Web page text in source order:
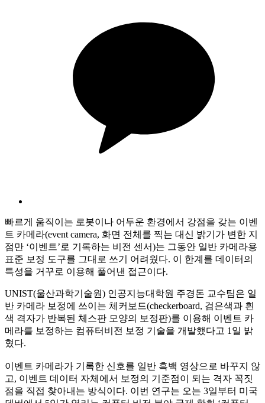
빠르게 움직이는 로봇이나 어두운 환경에서 강점을 갖는 이벤
트 카메라(event camera, 화면 전체를 찍는 대신 밝기가 변한 지
점만 ‘이벤트’로 기록하는 비전 센서)는 그동안 일반 카메라용
표준 보정 도구를 그대로 쓰기 어려웠다. 이 한계를 데이터의
특성을 거꾸로 이용해 풀어낸 접근이다.
UNIST(울산과학기술원) 인공지능대학원 주경돈 교수팀은 일
반 카메라 보정에 쓰이는 체커보드(checkerboard, 검은색과 흰
색 격자가 반복된 체스판 모양의 보정판)를 이용해 이벤트 카
메라를 보정하는 컴퓨터비전 보정 기술을 개발했다고 1일 밝
혔다.
이벤트 카메라가 기록한 신호를 일반 흑백 영상으로 바꾸지 않
고, 이벤트 데이터 자체에서 보정의 기준점이 되는 격자 꼭짓
점을 직접 찾아내는 방식이다. 이번 연구는 오는 3일부터 미국